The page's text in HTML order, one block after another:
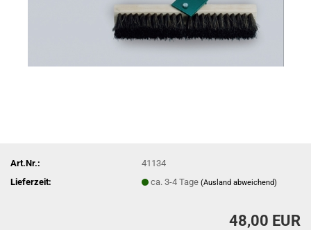
Art.Nr.:
41134
Lieferzeit:
ca. 3-4 Tage(Ausland abweichend)
48,00 EUR